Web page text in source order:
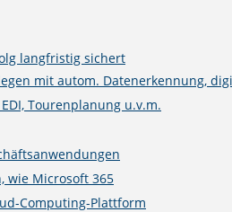
langfristig sichert
mit autom. Datenerkennung,
Tourenplanung u.v.m.
wie Microsoft 365
Computing-Plattform